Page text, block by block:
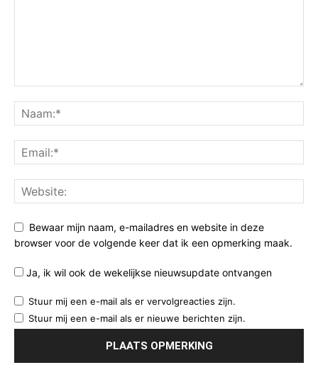
Bewaar mijn naam, e-mailadres en website in deze
browser voor de volgende keer dat ik een opmerking maak.
Ja, ik wil ook de wekelijkse nieuwsupdate ontvangen
Stuur mij een e-mail als er vervolgreacties zijn.
Stuur mij een e-mail als er nieuwe berichten zijn.